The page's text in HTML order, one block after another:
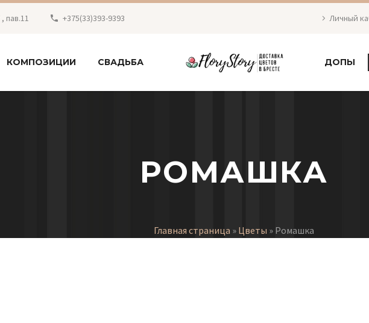
пав.11 +375(33)393-9393 Личный
КОМПОЗИЦИИ СВАДЬБА ДОПЫ
РОМАШКА
Главная страница » Цветы » Ромашка